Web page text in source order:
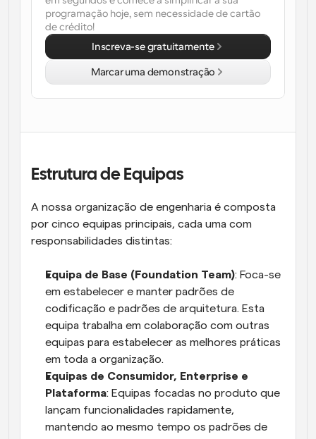
Agendamento potenciado com chamadas
impulsionadas por IA
Fluxos de trabalho
Automatizar agendamento e lembretes
Mantenha-se atualizado com as últimas notícias e
Links de Grupo Dinâmico
Webhooks
Receba notificações quando algo acontecer
Estrutura de Equipas
A nossa organização de engenharia é composta
por cinco equipas principais, cada uma com
responsabilidades distintas:
Equipa de Base (Foundation Team): Foca-se
em estabelecer e manter padrões de
codificação e padrões de arquitetura. Esta
equipa trabalha em colaboração com outras
equipas para estabelecer as melhores práticas
em toda a organização.
Equipas de Consumidor, Enterprise e
Plataforma: Equipas focadas no produto que
lançam funcionalidades rapidamente,
mantendo ao mesmo tempo os padrões de
programação hoje, sem necessidade de cartão
de crédito!
Inscreva-se gratuitamente
Marcar uma demonstração